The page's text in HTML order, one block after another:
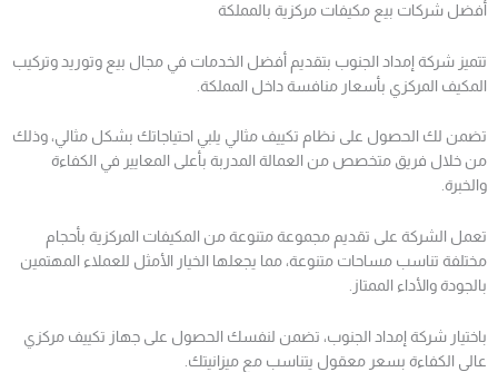
أفضل شركات بيع مكيفات مركزية بالمملكة
تتميز شركة إمداد الجنوب بتقديم أفضل الخدمات في مجال بيع وتوريد وتركيب
المكيف المركزي بأسعار منافسة داخل المملكة.
تضمن لك الحصول على نظام تكييف مثالي يلبي احتياجاتك بشكل مثالي، وذلك
من خلال فريق متخصص من العمالة المدربة بأعلى المعايير في الكفاءة
والخبرة.
تعمل الشركة على تقديم مجموعة متنوعة من المكيفات المركزية بأحجام
مختلفة تناسب مساحات متنوعة، مما يجعلها الخيار الأمثل للعملاء المهتمين
بالجودة والأداء الممتاز.
باختيار شركة إمداد الجنوب، تضمن لنفسك الحصول على جهاز تكييف مركزي
عالي الكفاءة بسعر معقول يتناسب مع ميزانيتك.